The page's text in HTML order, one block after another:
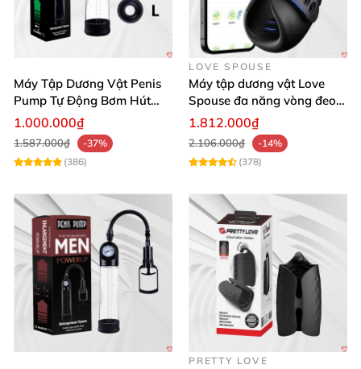
Để làm to và kéo dài dương vật tự nhiên bạncó thể
sử dụng máy tập Pro Extender do Mỹ nghiên cứu
sản xuất . Máy tập Pro Extender từng là sản phẩm
được nhiều nam giới mua
và sử dụng thành công tại
Mỹ.
Máy Tập Dương Vật Penis
Pump Tự Động Bơm Hút
Kích Thước Lớn
1.000.000₫
1.587.000₫
-37%
(386)
LOVE SPOUSE
Máy tập dương vật Love
Spouse đa năng vòng đeo
điều khiển qua app tiện lợi
1.812.000₫
2.106.000₫
-14%
(378)
PRETTY LOVE